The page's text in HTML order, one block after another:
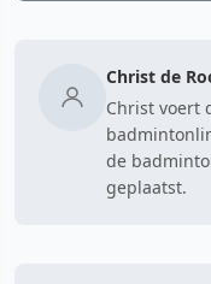
Christ de
Christ voert
de
geplaatst.